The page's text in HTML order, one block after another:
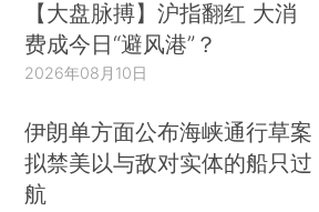
【大盘脉搏】沪指翻红 大消
费成今日“避风港”？
2026年08月10日
伊朗单方面公布海峡通行草案
拟禁美以与敌对实体的船只过
航